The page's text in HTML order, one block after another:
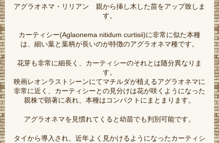
アグラオネマ・リリアン 親から挿し木した苗をアップ致しま
す。
カーティシー(Aglaonema nitidum curtisii)に非常に似た本種
は、細い葉と葉柄が長いのが特徴のアグラオネマ種です。
花芽も非常に細長く、カーティシーのそれとは随分異なりま
す。
映画レオンラストシーンにてマチルダが植えるアグラオネマに
非常に近く、カーティシーとの見分けは花が咲くようになった
親株で顕著に表れ、本種はコンパクトにまとまります。
アグラオネマを見慣れてくると幼苗でも判別可能です。
タイから導入され、近年よく見かけるようになったカーティシ